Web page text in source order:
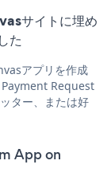
サイトに埋め
た
アプリを作成
Payment Request
ター、または好
App on